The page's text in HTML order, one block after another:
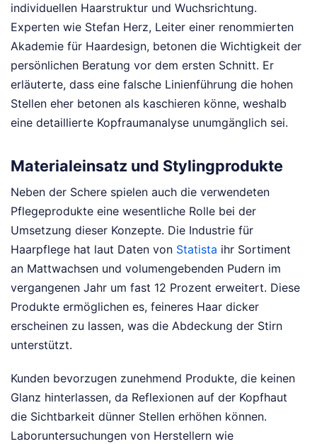
individuellen Haarstruktur und Wuchsrichtung.
Experten wie Stefan Herz, Leiter einer renommierten
Akademie für Haardesign, betonen die Wichtigkeit der
persönlichen Beratung vor dem ersten Schnitt. Er
erläuterte, dass eine falsche Linienführung die hohen
Stellen eher betonen als kaschieren könne, weshalb
eine detaillierte Kopfraumanalyse unumgänglich sei.
Materialeinsatz und Stylingprodukte
Neben der Schere spielen auch die verwendeten
Pflegeprodukte eine wesentliche Rolle bei der
Umsetzung dieser Konzepte. Die Industrie für
Haarpflege hat laut Daten von Statista ihr Sortiment
an Mattwachsen und volumengebenden Pudern im
vergangenen Jahr um fast 12 Prozent erweitert. Diese
Produkte ermöglichen es, feineres Haar dicker
erscheinen zu lassen, was die Abdeckung der Stirn
unterstützt.
Kunden bevorzugen zunehmend Produkte, die keinen
Glanz hinterlassen, da Reflexionen auf der Kopfhaut
die Sichtbarkeit dünner Stellen erhöhen können.
Laboruntersuchungen von Herstellern wie